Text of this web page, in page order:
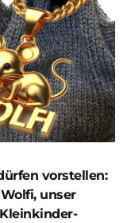
vorstellen:
Wolfi, unser
Kleinkinder-